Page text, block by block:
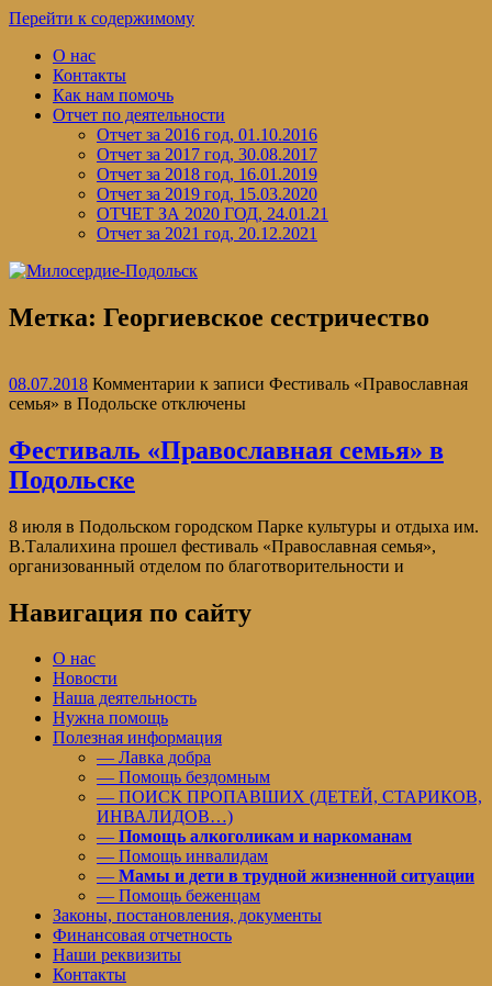
Перейти к содержимому
О нас
Контакты
Как нам помочь
Отчет по деятельности
Отчет за 2016 год, 01.10.2016
Отчет за 2017 год, 30.08.2017
Отчет за 2018 год, 16.01.2019
Отчет за 2019 год, 15.03.2020
ОТЧЕТ ЗА 2020 ГОД, 24.01.21
Отчет за 2021 год, 20.12.2021
Метка: Георгиевское сестричество
08.07.2018 Комментарии к записи Фестиваль «Православная
семья» в Подольске отключены
Фестиваль «Православная семья» в
Подольске
8 июля в Подольском городском Парке культуры и отдыха им.
В.Талалихина прошел фестиваль «Православная семья»,
организованный отделом по благотворительности и
Навигация по сайту
О нас
Новости
Наша деятельность
Нужна помощь
Полезная информация
— Лавка добра
— Помощь бездомным
— ПОИСК ПРОПАВШИХ (ДЕТЕЙ, СТАРИКОВ,
ИНВАЛИДОВ…)
— Помощь алкоголикам и наркоманам
— Помощь инвалидам
— Мамы и дети в трудной жизненной ситуации
— Помощь беженцам
Законы, постановления, документы
Финансовая отчетность
Наши реквизиты
Контакты